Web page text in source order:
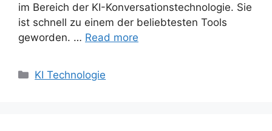
im Bereich der KI-Konversationstechnologie. Sie
ist schnell zu einem der beliebtesten Tools
geworden. … Read more
Categories
KI Technologie